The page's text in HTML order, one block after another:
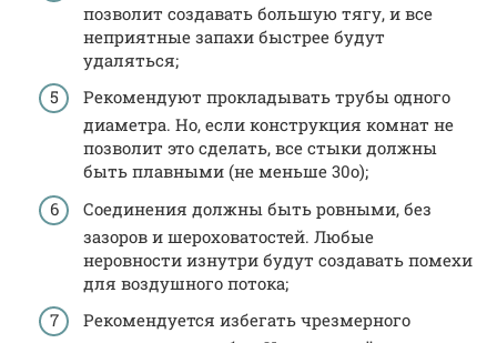
позволит создавать большую тягу, и все
неприятные запахи быстрее будут
удаляться;
Рекомендуют прокладывать трубы одного
диаметра. Но, если конструкция комнат не
позволит это сделать, все стыки должны
быть плавными (не меньше 30о);
Соединения должны быть ровными, без
зазоров и шероховатостей. Любые
неровности изнутри будут создавать помехи
для воздушного потока;
Рекомендуется избегать чрезмерного